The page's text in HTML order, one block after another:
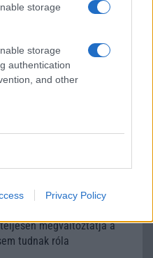
storage
storage
authentication
and other
Privacy Policy
rántja le a leplet az
megváltoztatja a
tudnak róla